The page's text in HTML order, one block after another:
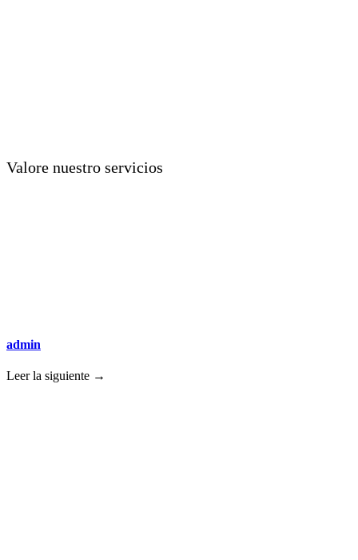
Valore nuestro servicios
admin
Leer la siguiente →